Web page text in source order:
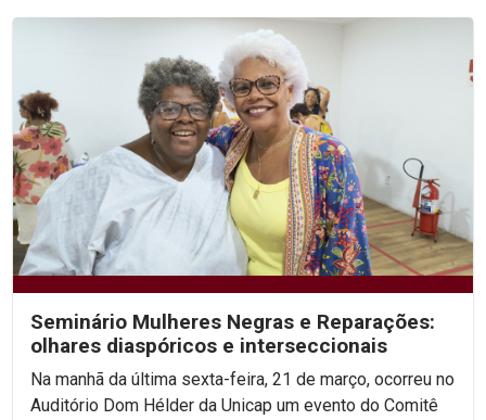
Seminário Mulheres Negras e Reparações:
olhares diaspóricos e interseccionais
Na manhã da última sexta-feira, 21 de março, ocorreu no
Auditório Dom Hélder da Unicap um evento do Comitê